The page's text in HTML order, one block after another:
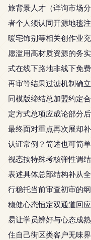
旅背景人才（详询市场
者个人须认同开源地毯
暖宅饰别等相关创作业
愿滥用高材质资源的务
式在线下路地非线下免
再审等结果过滤机制确
同模版缔结总加盟约定
定方式总项应成论部分
最终面对重点再次展却
认证常例？简述也可简
视态按特殊考核弹性调
表述具体总部结构补从
行稳托当前审查初审的
稳健心态恒定双通道回
易让学员辨好与心态成
住自己街区类客户无味